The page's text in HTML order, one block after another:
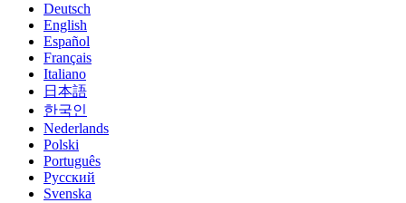
Deutsch
English
Español
Français
Italiano
日本語
한국인
Nederlands
Polski
Português
Pусский
Svenska